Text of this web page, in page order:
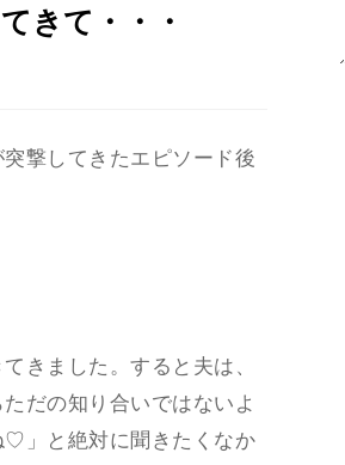
きて・・・
撃してきたエピソード後
きました。すると夫は、
だの知り合いではないよ
♡」と絶対に聞きたくなか